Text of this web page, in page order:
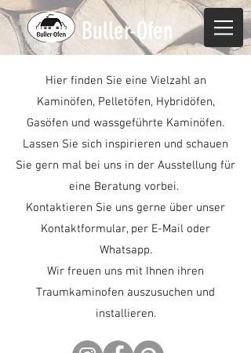
Buller-Ofen
Hier finden Sie eine Vielzahl an
Kaminöfen, Pelletöfen, Hybridöfen,
Gasöfen und wassgeführte Kaminöfen.
Lassen Sie sich inspirieren und schauen
Sie gern mal bei uns in der Ausstellung für
eine Beratung vorbei.
Kontaktieren Sie uns gerne über unser
Kontaktformular, per E-Mail oder
Whatsapp.
Wir freuen uns mit Ihnen ihren
Traumkaminofen auszusuchen und
installieren.